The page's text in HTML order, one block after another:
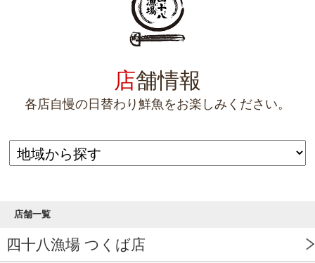
店舗情報
各店自慢の日替わり鮮魚をお楽しみください。
店舗一覧
四十八漁場 つくば店